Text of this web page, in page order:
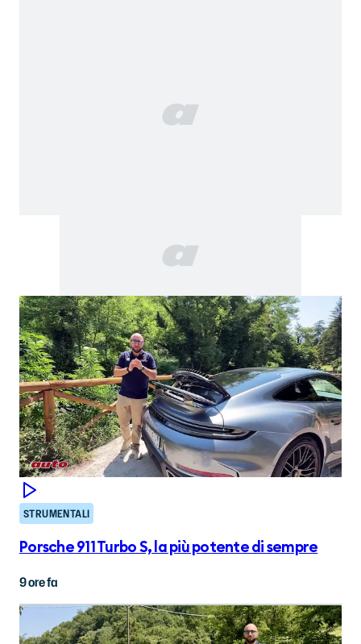
STRUMENTALI
Porsche 911 Turbo S, la più potente di sempre
9 ore fa